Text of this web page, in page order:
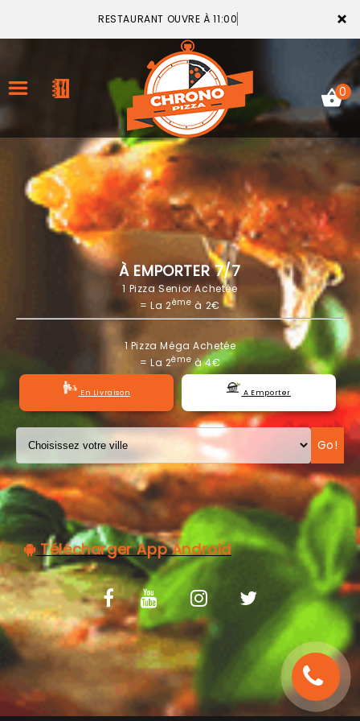
×
RESTAURANT OUVRE À 11:00
ACCUEIL
LA CARTE
VOTRE COMPTE
NOTRE RESTAURANT
VOS AVIS
MENTIONS LÉGALES
0
À EMPORTER 7/7
1 Pizza Senior Achetée
= La 2ème à 2€
1 Pizza Méga Achetée
= La 2èmeà 4€
En Livraison A Emporter
Go!
Télécharger App Android